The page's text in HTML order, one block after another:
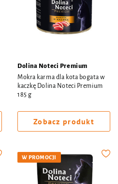
Dolina Noteci Premium
Mokra karma dla kota bogata w
kaczkę Dolina Noteci Premium
185 g
Zobacz produkt
W PROMOCJI